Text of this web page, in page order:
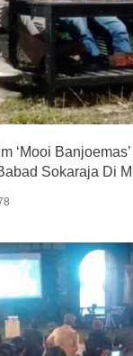
‘Mooi
Sokaraja Di